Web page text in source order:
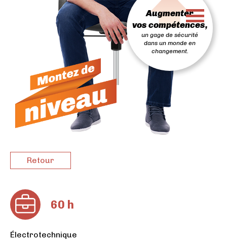
Augmenter
vos compétences,
un gage de sécurité
dans un monde en
changement.
Retour
60 h
Électrotechnique